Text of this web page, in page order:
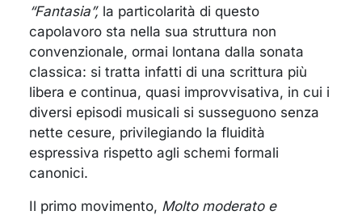
“Fantasia”, la particolarità di questo
capolavoro sta nella sua struttura non
convenzionale, ormai lontana dalla sonata
classica: si tratta infatti di una scrittura più
libera e continua, quasi improvvisativa, in cui i
diversi episodi musicali si susseguono senza
nette cesure, privilegiando la fluidità
espressiva rispetto agli schemi formali
canonici.
Il primo movimento, Molto moderato e